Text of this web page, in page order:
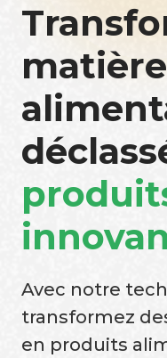
Avec notre
transformez
en produits